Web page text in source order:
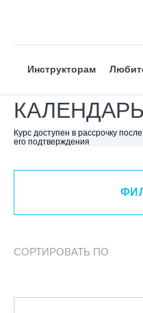
Инструкторам
Курс доступен в рассрочку после
его подтверждения
ФИЛЬТР
ВИД СПОРТА
Я ХОЧУ
КАТЕГОРИЯ
ЛЕКТОР
СОРТИРОВАТЬ ПО